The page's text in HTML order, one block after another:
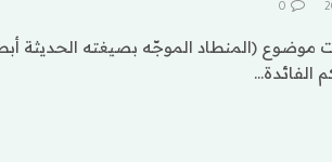
0
موضوع (المنطاد الموجّه بصيغته الحديثة
الفائدة…